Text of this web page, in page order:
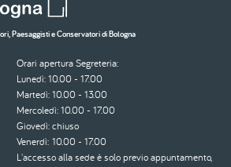
Paesaggisti e Conservatori di Bologna
Orari apertura Segreteria:
Lunedì: 10.00 - 17.00
Martedì: 10.00 - 13.00
Mercoledì: 10.00 - 17.00
Giovedì: chiuso
Venerdì: 10.00 - 17.00
L'accesso alla sede è solo previo appuntamento,